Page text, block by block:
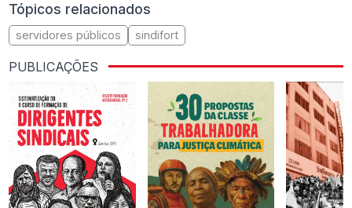
Tópicos relacionados
servidores públicos sindifort
PUBLICAÇÕES